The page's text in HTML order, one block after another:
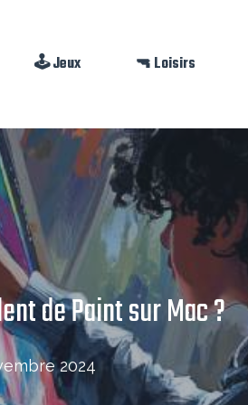
🕹️ Jeux 🔫 Loisirs
de Paint sur Mac ?
2024